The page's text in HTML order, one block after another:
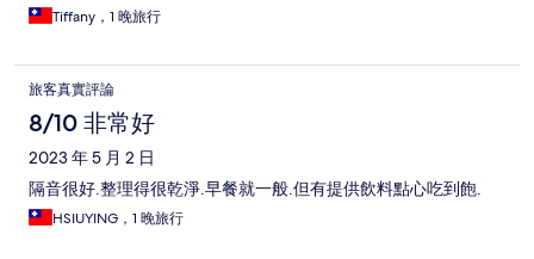
Tiffany，1 晚旅行
旅客真實評論
8/10 非常好
2023 年 5 月 2 日
隔音很好.整理得很乾淨.早餐就一般.但有提供飲料點心吃到飽.
HSIUYING，1 晚旅行